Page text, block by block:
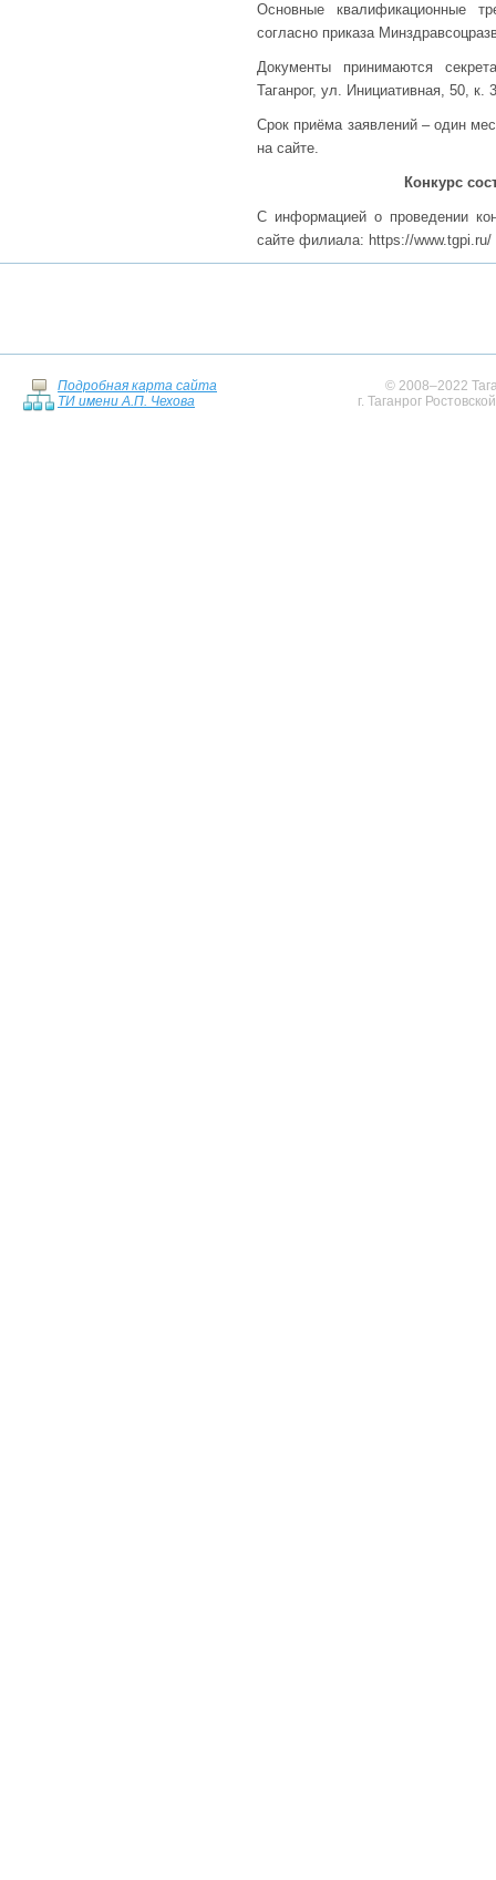
Основные квалификационные
согласно приказа
Документы принимаются
Таганрог, ул. Инициативная, 50, к.
Срок приёма заявлений – один
на сайте.
Конкурс
С информацией о проведении
сайте филиала: https://www.tgpi.ru/
Подробная карта сайта
ТИ имени А.П. Чехова
© 2008–2022
г. Таганрог